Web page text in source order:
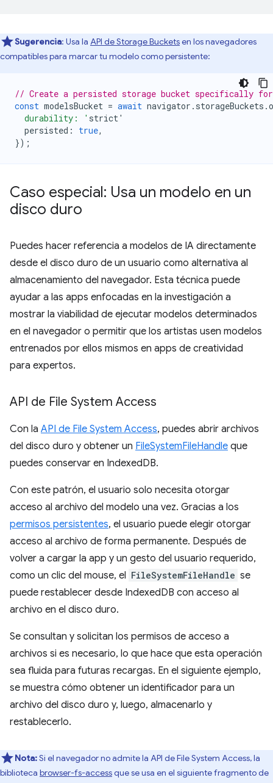
Sugerencia: Usa la API de Storage Bucketsen los navegadores
compatibles para marcar tu modelo como persistente:
// Create a persisted storage bucket specifically for
const modelsBucket = await navigator . storageBuckets .
  durability: '
strict'
persisted : true,
});
Caso especial: Usa un modelo en un
disco duro
Puedes hacer referencia a modelos de IA directamente
desde el disco duro de un usuario como alternativa al
almacenamiento del navegador. Esta técnica puede
ayudar a las apps enfocadas en la investigación a
mostrar la viabilidad de ejecutar modelos determinados
en el navegador o permitir que los artistas usen modelos
entrenados por ellos mismos en apps de creatividad
para expertos.
API de File System Access
Con la API de File System Access, puedes abrir archivos
del disco duro y obtener un FileSystemFileHandle que
puedes conservar en IndexedDB.
Con este patrón, el usuario solo necesita otorgar
acceso al archivo del modelo una vez. Gracias a los
permisos persistentes, el usuario puede elegir otorgar
acceso al archivo de forma permanente. Después de
volver a cargar la app y un gesto del usuario requerido,
como un clic del mouse, el FileSystemFileHandle se
puede restablecer desde IndexedDB con acceso al
archivo en el disco duro.
Se consultan y solicitan los permisos de acceso a
archivos si es necesario, lo que hace que esta operación
sea fluida para futuras recargas. En el siguiente ejemplo,
se muestra cómo obtener un identificador para un
archivo del disco duro y, luego, almacenarlo y
restablecerlo.
Nota:Si el navegador no admite la API de File System Access, la
biblioteca browser-fs-accessque se usa en el siguiente fragmento de